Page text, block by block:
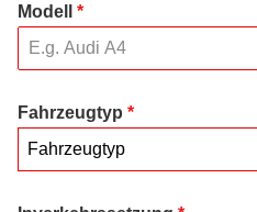
Modell *
Fahrzeugtyp *
Fahrzeugtyp